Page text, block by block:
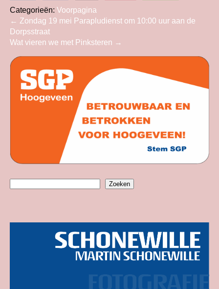
Categorieën: Voorpagina
Bericht
navigatie
← Zondag 19 mei Parapludienst om 10:00 uur aan de
Dorpsstraat
Wat vieren we met Pinksteren →
Zoeken